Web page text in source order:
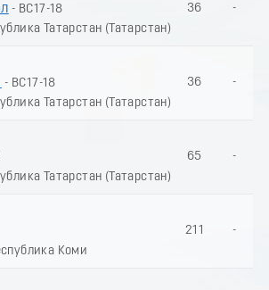
- ВС17-18
Татарстан (Татарстан)
36 -
- ВС17-18
Татарстан (Татарстан)
36 -
Татарстан (Татарстан)
65 -
Коми
211 -